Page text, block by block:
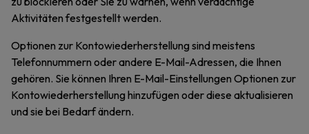
Aktivitäten festgestellt werden.
Optionen zur Kontowiederherstellung sind meistens
Telefonnummern oder andere E-Mail-Adressen, die Ihnen
gehören. Sie können Ihren E-Mail-Einstellungen Optionen zur
Kontowiederherstellung hinzufügen oder diese aktualisieren
und sie bei Bedarf ändern.